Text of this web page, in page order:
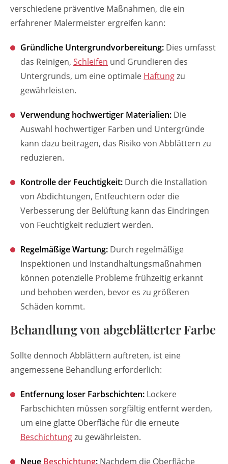
verschiedene präventive Maßnahmen, die ein
erfahrener Malermeister ergreifen kann:
Gründliche Untergrundvorbereitung: Dies umfasst
das Reinigen, Schleifen und Grundieren des
Untergrunds, um eine optimale Haftungzu
gewährleisten.
Verwendung hochwertiger Materialien: Die
Auswahl hochwertiger Farben und Untergründe
kann dazu beitragen, das Risiko von Abblättern zu
reduzieren.
Kontrolle der Feuchtigkeit: Durch die Installation
von Abdichtungen, Entfeuchtern oder die
Verbesserung der Belüftung kann das Eindringen
von Feuchtigkeit reduziert werden.
Regelmäßige Wartung: Durch regelmäßige
Inspektionen und Instandhaltungsmaßnahmen
können potenzielle Probleme frühzeitig erkannt
und behoben werden, bevor es zu größeren
Schäden kommt.
Behandlung von abgeblätterter Farbe
Sollte dennoch Abblättern auftreten, ist eine
angemessene Behandlung erforderlich:
Entfernung loser Farbschichten: Lockere
Farbschichten müssen sorgfältig entfernt werden,
um eine glatte Oberfläche für die erneute
Beschichtungzu gewährleisten.
Neue Beschichtung: Nachdem die Oberfläche